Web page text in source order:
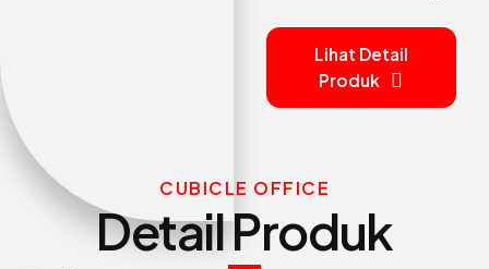
Lihat Detail
Produk
CUBICLE OFFICE
Detail Produk